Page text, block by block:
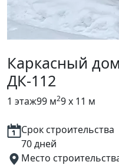
Каркасный
ДК-112
1 этаж99 м29 x 11 м
Срок строительства
70 дней
Место